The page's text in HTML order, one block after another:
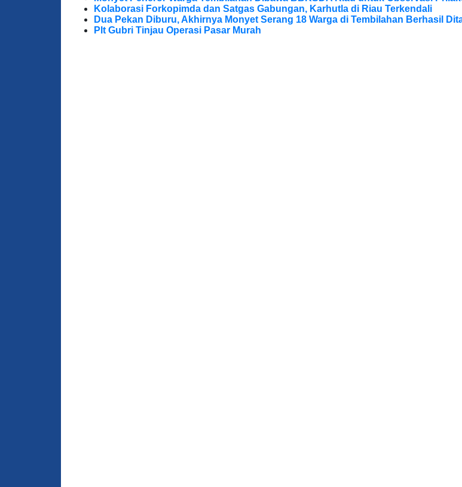
Kolaborasi Forkopimda dan Satgas Gabungan, Karhutla di Riau Terkendali
Dua Pekan Diburu, Akhirnya Monyet Serang 18 Warga di Tembilahan Berhasil
Plt Gubri Tinjau Operasi Pasar Murah